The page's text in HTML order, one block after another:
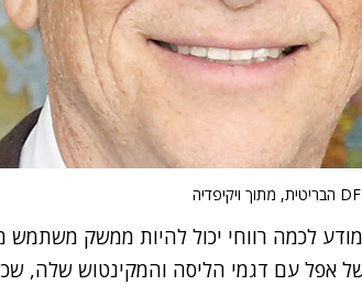
לכמה רווחי יכול להיות ממשק משתמש
אפל עם דגמי הליסה והמקינטוש שלה,